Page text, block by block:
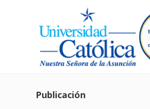
Publicación